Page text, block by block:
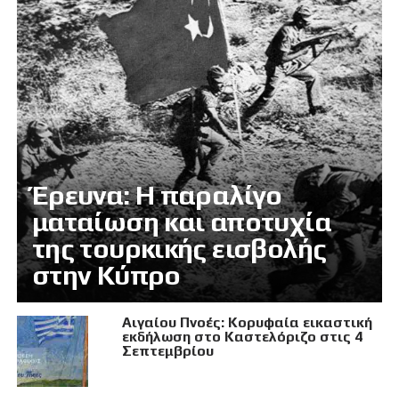
Έρευνα: Η παραλίγο
ματαίωση και αποτυχία
της τουρκικής εισβολής
στην Κύπρο
Αιγαίου Πνοές: Κορυφαία εικαστική
εκδήλωση στο Καστελόριζο στις 4
Σεπτεμβρίου